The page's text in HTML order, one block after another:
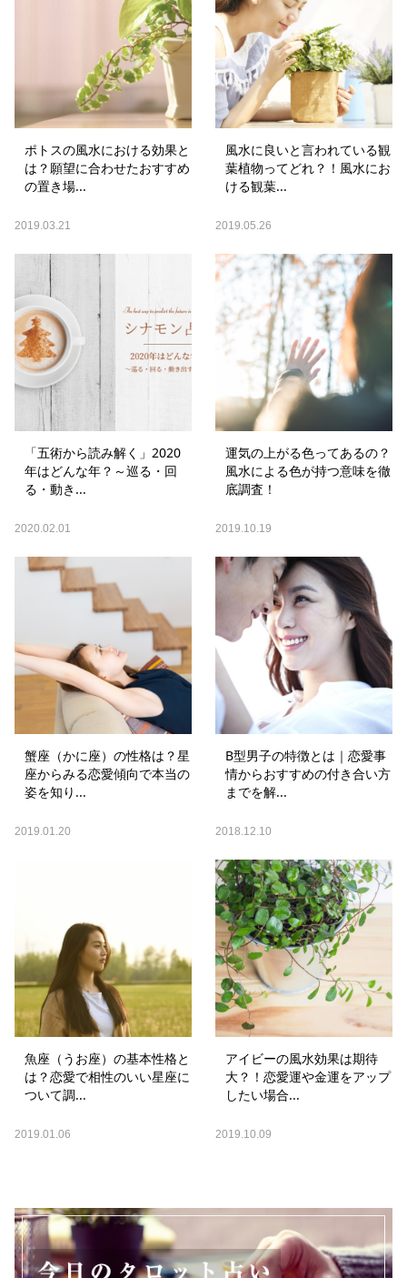
ポトスの風水における効果と
は？願望に合わせたおすすめ
の置き場...
2019.03.21
風水に良いと言われている観
葉植物ってどれ？！風水にお
ける観葉...
2019.05.26
「五術から読み解く」2020
年はどんな年？～巡る・回
る・動き...
2020.02.01
運気の上がる色ってあるの？
風水による色が持つ意味を徹
底調査！
2019.10.19
蟹座（かに座）の性格は？星
座からみる恋愛傾向で本当の
姿を知り...
2019.01.20
B型男子の特徴とは｜恋愛事
情からおすすめの付き合い方
までを解...
2018.12.10
魚座（うお座）の基本性格と
は？恋愛で相性のいい星座に
ついて調...
2019.01.06
アイビーの風水効果は期待
大？！恋愛運や金運をアップ
したい場合...
2019.10.09